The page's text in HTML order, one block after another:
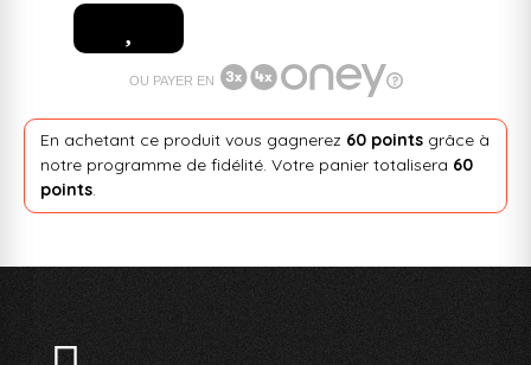
OU PAYER EN
En achetant ce produit vous gagnerez 60 pointsgrâce à
notre programme de fidélité. Votre panier totalisera 60
points.